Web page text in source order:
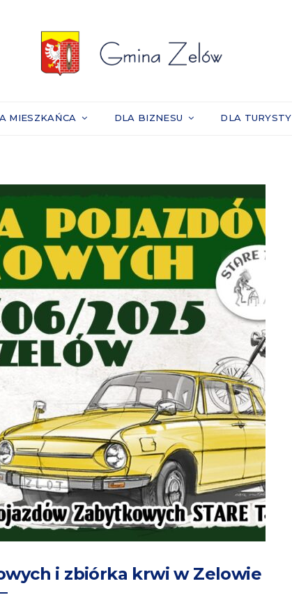
MIESZKAŃCA DLA BIZNESU DLA TURYSTY
i zbiórka krwi w Zelowie